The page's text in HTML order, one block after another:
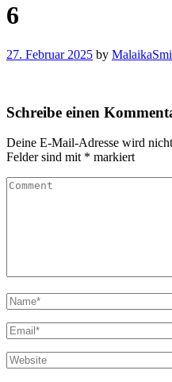
6
27. Februar 2025 by
Schreibe einen
Deine E-Mail-Adresse wird
Felder sind mit * markiert